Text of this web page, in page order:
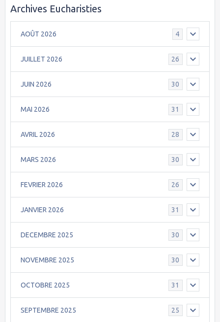
Archives Eucharisties
AOÛT 2026 4
JUILLET 2026 26
JUIN 2026 30
MAI 2026 31
AVRIL 2026 28
MARS 2026 30
FEVRIER 2026 26
JANVIER 2026 31
DECEMBRE 2025 30
NOVEMBRE 2025 30
OCTOBRE 2025 31
SEPTEMBRE 2025 25